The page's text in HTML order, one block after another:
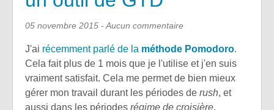
05 novembre 2015 - Aucun commentaire
J'ai récemment parlé de la méthode Pomodoro.
Cela fait plus de 1 mois que je l'utilise et j'en suis
vraiment satisfait. Cela me permet de bien mieux
gérer mon travail durant les périodes de rush, et
aussi dans les périodes régime de croisière.